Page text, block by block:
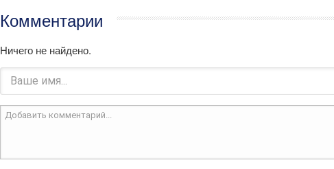
Комментарии
Ничего не найдено.